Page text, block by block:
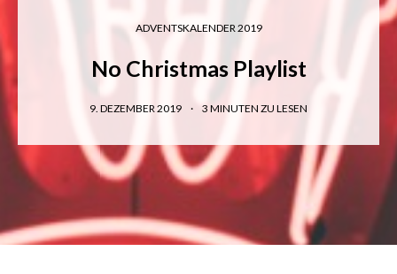
ADVENTSKALENDER 2019
No Christmas Playlist
9. DEZEMBER 2019 3 MINUTEN ZU LESEN